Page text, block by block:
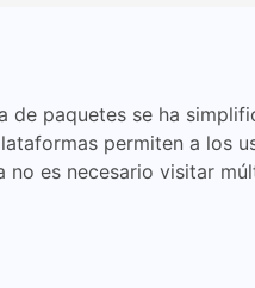
de paquetes se ha
permiten a los
no es necesario visitar